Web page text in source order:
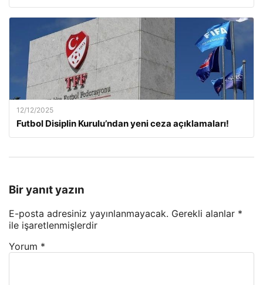
12/12/2025
Futbol Disiplin Kurulu’ndan yeni ceza açıklamaları!
Bir yanıt yazın
E-posta adresiniz yayınlanmayacak. Gerekli alanlar *
ile işaretlenmişlerdir
Yorum *